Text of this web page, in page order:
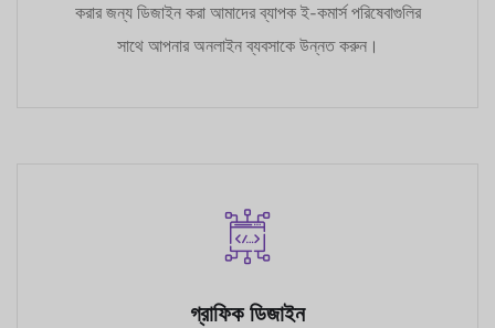
করার জন্য ডিজাইন করা আমাদের ব্যাপক ই-কমার্স পরিষেবাগুলির
সাথে আপনার অনলাইন ব্যবসাকে উন্নত করুন।
গ্রাফিক ডিজাইন